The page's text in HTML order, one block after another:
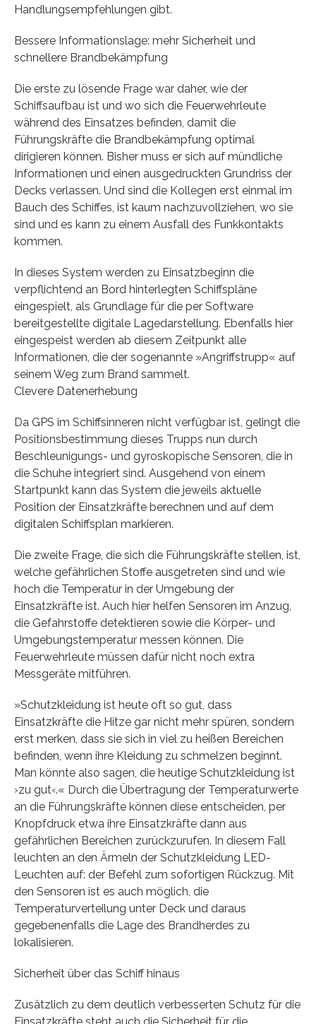
Handlungsempfehlungen gibt.
Bessere Informationslage: mehr Sicherheit und
schnellere Brandbekämpfung
Die erste zu lösende Frage war daher, wie der
Schiffsaufbau ist und wo sich die Feuerwehrleute
während des Einsatzes befinden, damit die
Führungskräfte die Brandbekämpfung optimal
dirigieren können. Bisher muss er sich auf mündliche
Informationen und einen ausgedruckten Grundriss der
Decks verlassen. Und sind die Kollegen erst einmal im
Bauch des Schiffes, ist kaum nachzuvollziehen, wo sie
sind und es kann zu einem Ausfall des Funkkontakts
kommen.
In dieses System werden zu Einsatzbeginn die
verpflichtend an Bord hinterlegten Schiffspläne
eingespielt, als Grundlage für die per Software
bereitgestellte digitale Lagedarstellung. Ebenfalls hier
eingespeist werden ab diesem Zeitpunkt alle
Informationen, die der sogenannte »Angriffstrupp« auf
seinem Weg zum Brand sammelt.
Clevere Datenerhebung
Da GPS im Schiffsinneren nicht verfügbar ist, gelingt die
Positionsbestimmung dieses Trupps nun durch
Beschleunigungs- und gyroskopische Sensoren, die in
die Schuhe integriert sind. Ausgehend von einem
Startpunkt kann das System die jeweils aktuelle
Position der Einsatzkräfte berechnen und auf dem
digitalen Schiffsplan markieren.
Die zweite Frage, die sich die Führungskräfte stellen, ist,
welche gefährlichen Stoffe ausgetreten sind und wie
hoch die Temperatur in der Umgebung der
Einsatzkräfte ist. Auch hier helfen Sensoren im Anzug,
die Gefahrstoffe detektieren sowie die Körper- und
Umgebungstemperatur messen können. Die
Feuerwehrleute müssen dafür nicht noch extra
Messgeräte mitführen.
»Schutzkleidung ist heute oft so gut, dass
Einsatzkräfte die Hitze gar nicht mehr spüren, sondern
erst merken, dass sie sich in viel zu heißen Bereichen
befinden, wenn ihre Kleidung zu schmelzen beginnt.
Man könnte also sagen, die heutige Schutzkleidung ist
›zu gut‹.« Durch die Übertragung der Temperaturwerte
an die Führungskräfte können diese entscheiden, per
Knopfdruck etwa ihre Einsatzkräfte dann aus
gefährlichen Bereichen zurückzurufen. In diesem Fall
leuchten an den Ärmeln der Schutzkleidung LED-
Leuchten auf: der Befehl zum sofortigen Rückzug. Mit
den Sensoren ist es auch möglich, die
Temperaturverteilung unter Deck und daraus
gegebenenfalls die Lage des Brandherdes zu
lokalisieren.
Sicherheit über das Schiff hinaus
Zusätzlich zu dem deutlich verbesserten Schutz für die